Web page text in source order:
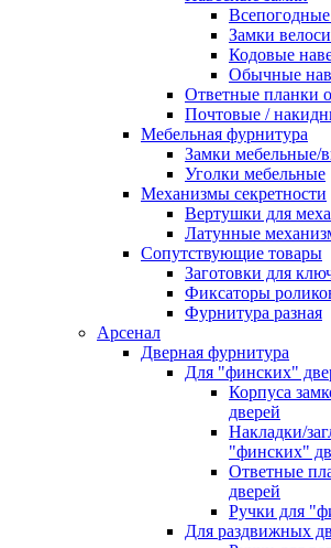
Замки
Кодовые
Обычные
Ответные планки
Почтовые /
Мебельная фурнитура
Замки мебельные/
Уголки мебельные
Механизмы секретности
Вертушки для
Латунные
Сопутствующие товары
Заготовки для
Фиксаторы
Фурнитура разная
Арсенал
Дверная фурнитура
Для "финских"
Корпуса
дверей
Накладки/
"финских"
Ответные
дверей
Ручки для
Для раздвижных